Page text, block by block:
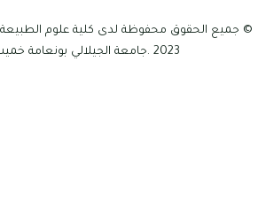
© جميع الحقوق محفوظة لدى كلية علوم الطبيعة
2023 .جامعة الجيلالي بونعامة خميس مليانة